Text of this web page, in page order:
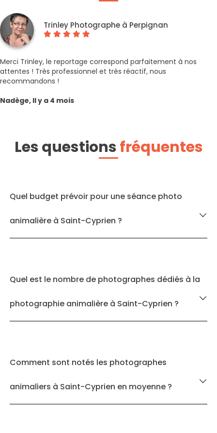
Trinley Photographe à Perpignan
Merci Trinley, le reportage correspond parfaitement à nos
attentes ! Très professionnel et très réactif, nous
recommandons !
Nadège, Il y a 4 mois
Les questionsfréquentes
Quel budget prévoir pour une séance photo
animalière à Saint-Cyprien ?
Quel est le nombre de photographes dédiés à la
photographie animalière à Saint-Cyprien ?
Comment sont notés les photographes
animaliers à Saint-Cyprien en moyenne ?